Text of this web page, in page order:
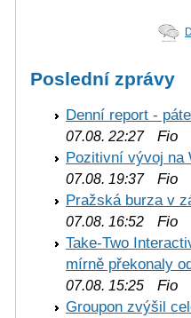
Poslední zprávy
Denní report -
07.08. 22:27Fio
Pozitivní vývoj na
07.08. 19:37Fio
Pražská burza v
07.08. 16:52 Fio
Take-Two
mírně překonaly
07.08. 15:25 Fio
Groupon zvýšil